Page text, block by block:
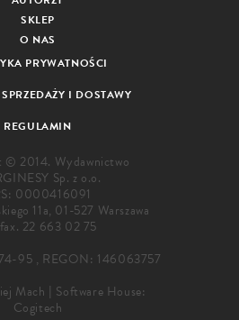
SKLEP
O NAS
PRYWATNOŚCI
I DOSTAWY
REGULAMIN
© 2014. Wydawnictwo
Sp. z o.o.
0000416091
11a, 01-527 Warszawa
22 663 02 75
95 , REGON: 146063757
Mach | Software House:
Cogitech